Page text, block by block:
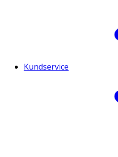
Kundservice